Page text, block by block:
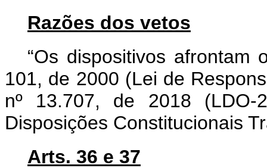
Razões dos vetos
“Os dispositivos afrontam
101, de 2000 (Lei de
nº 13.707, de 2018
Disposições Constitucionais
Arts. 36 e 37